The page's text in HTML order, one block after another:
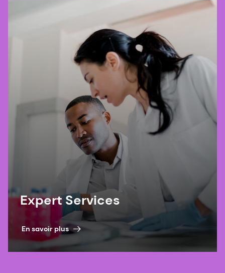
Expert Services
En savoir plus